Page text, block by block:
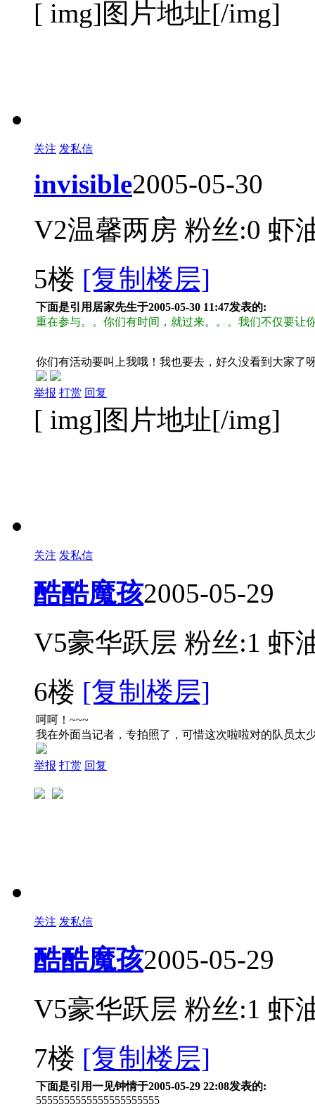
[ img]图片地址[/img]
关注 发私信
invisible2005-05-30
V2温馨两房 粉丝:0 虾
5楼 [复制楼层]
下面是引用居家先生于2005-05-30 11:47发表的:
重在参与。。你们有时间，就过来。。。我们不仅要让
你们有活动要叫上我哦！我也要去，好久没看到大家了
举报 打赏 回复
[ img]图片地址[/img]
关注 发私信
酷酷魔孩2005-05-29
V5豪华跃层 粉丝:1 虾
6楼 [复制楼层]
呵呵！~~~
我在外面当记者，专拍照了，可惜这次啦啦对的队员太
举报 打赏 回复
关注 发私信
酷酷魔孩2005-05-29
V5豪华跃层 粉丝:1 虾
7楼 [复制楼层]
下面是引用一见钟情于2005-05-29 22:08发表的:
5555555555555555555555